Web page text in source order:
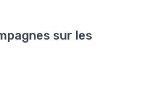
sur les